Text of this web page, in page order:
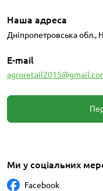
Наша адреса
Дніпропетровська обл.,
E-mail
Ми у соціальних
Facebook